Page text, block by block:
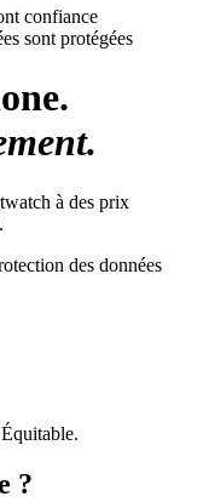
confiance
sont protégées
à des prix
des données
?